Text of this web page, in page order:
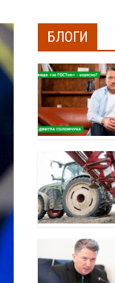
БЛОГИ